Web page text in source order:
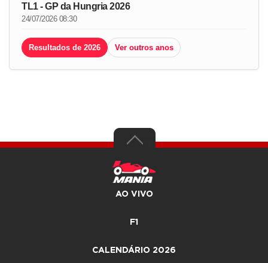
TL1 - GP da Hungria 2026
24/07/2026 08:30
Resultados de 2026 Ver outros anos
AO VIVO
F1
CALENDÁRIO 2026